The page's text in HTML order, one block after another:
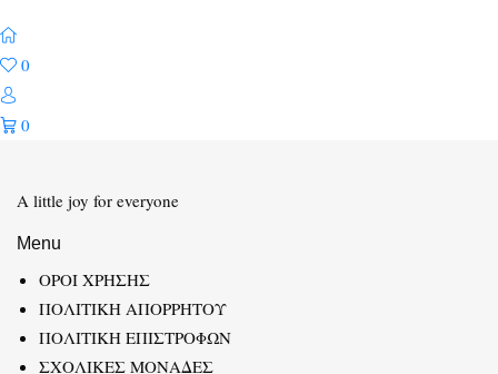
0
0
A little joy for everyone
Menu
ΟΡΟΙ ΧΡΗΣΗΣ
ΠΟΛΙΤΙΚΗ ΑΠΟΡΡΗΤΟΥ
ΠΟΛΙΤΙΚΗ ΕΠΙΣΤΡΟΦΩΝ
ΣΧΟΛΙΚΕΣ ΜΟΝΑΔΕΣ